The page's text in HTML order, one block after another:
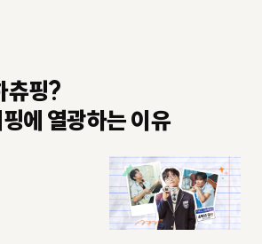
츄핑?
에 열광하는 이유